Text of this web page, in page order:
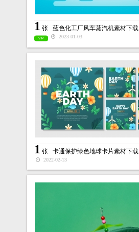
1 张 蓝色化工厂风车蒸汽机素材下载
VIP 2023-01-03
1 张 卡通保护绿色地球卡片素材下载
2022-02-13